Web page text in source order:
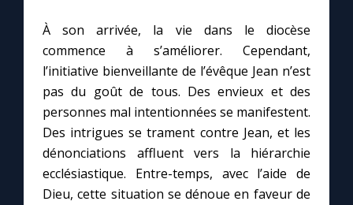
À son arrivée, la vie dans le diocèse
commence à s’améliorer. Cependant,
l’initiative bienveillante de l’évêque Jean n’est
pas du goût de tous. Des envieux et des
personnes mal intentionnées se manifestent.
Des intrigues se trament contre Jean, et les
dénonciations affluent vers la hiérarchie
ecclésiastique. Entre-temps, avec l’aide de
Dieu, cette situation se dénoue en faveur de